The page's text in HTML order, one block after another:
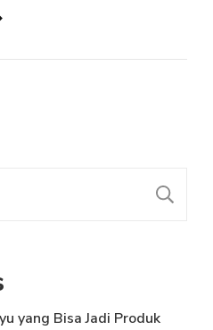
yang Bisa Jadi Produk